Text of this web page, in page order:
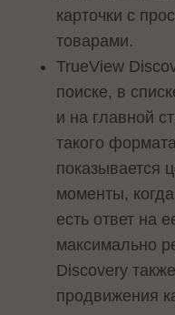
карточки с
товарами.
TrueView
поиске, в
и на главной
такого
показывается
моменты,
есть ответ на
максимально
Discovery
продвижения